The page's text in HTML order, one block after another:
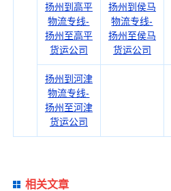
扬州到高平
物流专线-
扬州至高平
货运公司
扬州到侯马
物流专线-
扬州至侯马
货运公司
扬州到河津
物流专线-
扬州至河津
货运公司
相关文章